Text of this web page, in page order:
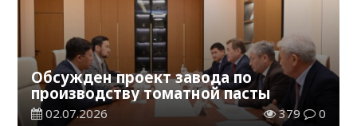
Обсужден проект завода по
производству томатной пасты
02.07.2026 379 0